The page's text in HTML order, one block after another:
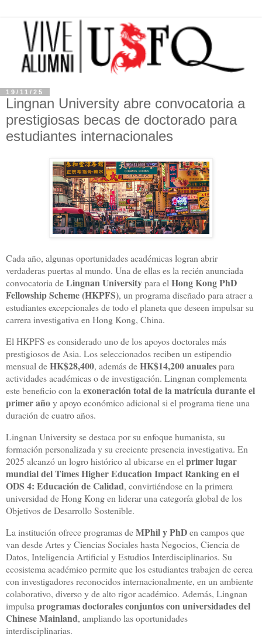
19/11/25
Lingnan University abre convocatoria a
prestigiosas becas de doctorado para
estudiantes internacionales
Cada año, algunas oportunidades académicas logran abrir
verdaderas puertas al mundo. Una de ellas es la recién anunciada
convocatoria deLingnan Universitypara elHong Kong PhD
Fellowship Scheme (HKPFS), un programa diseñado para atraer a
estudiantes excepcionales de todo el planeta que deseen impulsar su
carrera investigativa en Hong Kong, China.
El HKPFS es considerado uno de los apoyos doctorales más
prestigiosos de Asia. Los seleccionados reciben un estipendio
mensual deHK$28,400, además deHK$14,200 anualespara
actividades académicas o de investigación. Lingnan complementa
este beneficio con laexoneración total de la matrícula durante el
primer añoy apoyo económico adicional si el programa tiene una
duración de cuatro años.
Lingnan University se destaca por su enfoque humanista, su
formación personalizada y su creciente presencia investigativa. En
2025 alcanzó un logro histórico al ubicarse en el primer lugar
mundial del Times Higher Education Impact Ranking en el
ODS 4: Educación de Calidad, convirtiéndose en la primera
universidad de Hong Kong en liderar una categoría global de los
Objetivos de Desarrollo Sostenible.
La institución ofrece programas deMPhil y PhDen campos que
van desde Artes y Ciencias Sociales hasta Negocios, Ciencia de
Datos, Inteligencia Artificial y Estudios Interdisciplinarios. Su
ecosistema académico permite que los estudiantes trabajen de cerca
con investigadores reconocidos internacionalmente, en un ambiente
colaborativo, diverso y de alto rigor académico. Además, Lingnan
impulsa programas doctorales conjuntos con universidades del
Chinese Mainland, ampliando las oportunidades
interdisciplinarias.